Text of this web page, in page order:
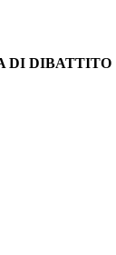
DI DIBATTITO